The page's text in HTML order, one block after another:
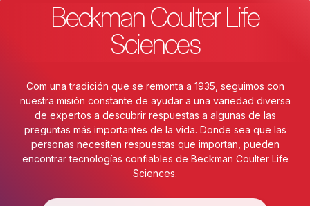
Beckman Coulter Life
Sciences
Com una tradición que se remonta a 1935, seguimos con
nuestra misión constante de ayudar a una variedad diversa
de expertos a descubrir respuestas a algunas de las
preguntas más importantes de la vida. Donde sea que las
personas necesiten respuestas que importan, pueden
encontrar tecnologías confiables de Beckman Coulter Life
Sciences.